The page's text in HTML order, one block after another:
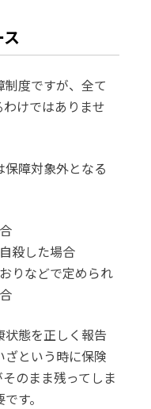
度ですが、全て
けではありませ
障対象外となる
殺した場合
りなどで定められ
態を正しく報告
ざという時に保険
のまま残ってしま
す。